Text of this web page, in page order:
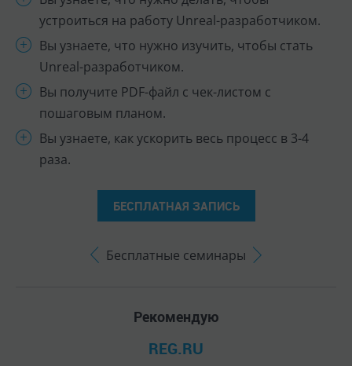
устроиться на работу Unreal-разработчиком.
Вы узнаете, что нужно изучить, чтобы стать
Unreal-разработчиком.
Вы получите PDF-файл с чек-листом с
пошаговым планом.
Вы узнаете, как ускорить весь процесс в 3-4
раза.
БЕСПЛАТНАЯ ЗАПИСЬ
Бесплатные семинары
Рекомендую
REG.RU